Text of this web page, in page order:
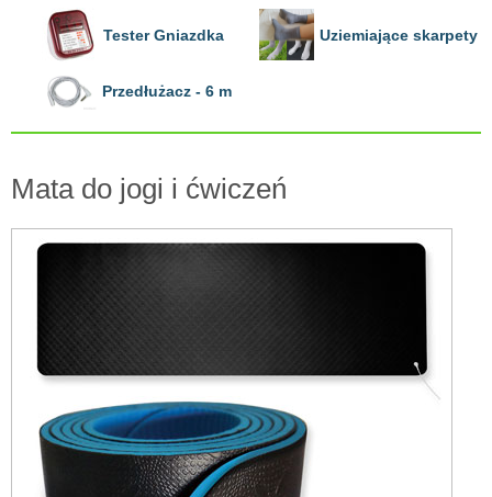
Tester Gniazdka Uziemiające skarpety
Przedłużacz - 6 m
Mata do jogi i ćwiczeń